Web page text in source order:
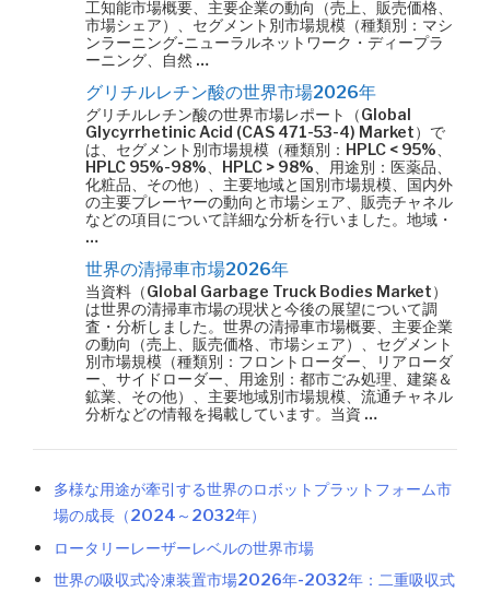
工知能市場概要、主要企業の動向（売上、販売価格、
市場シェア）、セグメント別市場規模（種類別：マシ
ンラーニング-ニューラルネットワーク・ディープラ
ーニング、自然 …
グリチルレチン酸の世界市場2026年
グリチルレチン酸の世界市場レポート（Global
Glycyrrhetinic Acid (CAS 471-53-4) Market）で
は、セグメント別市場規模（種類別：HPLC < 95%、
HPLC 95%-98%、HPLC > 98%、用途別：医薬品、
化粧品、その他）、主要地域と国別市場規模、国内外
の主要プレーヤーの動向と市場シェア、販売チャネル
などの項目について詳細な分析を行いました。地域・
…
世界の清掃車市場2026年
当資料（Global Garbage Truck Bodies Market）
は世界の清掃車市場の現状と今後の展望について調
査・分析しました。世界の清掃車市場概要、主要企業
の動向（売上、販売価格、市場シェア）、セグメント
別市場規模（種類別：フロントローダー、リアローダ
ー、サイドローダー、用途別：都市ごみ処理、建築＆
鉱業、その他）、主要地域別市場規模、流通チャネル
分析などの情報を掲載しています。当資 …
多様な用途が牽引する世界のロボットプラットフォーム市
場の成長（2024～2032年）
ロータリーレーザーレベルの世界市場
世界の吸収式冷凍装置市場2026年-2032年：二重吸収式